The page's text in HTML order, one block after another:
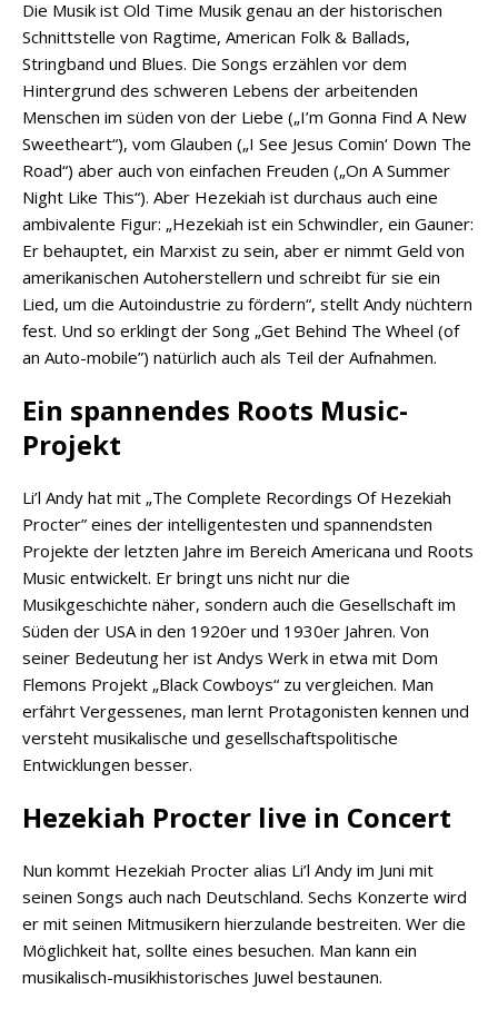
Die Musik ist Old Time Musik genau an der historischen
Schnittstelle von Ragtime, American Folk & Ballads,
Stringband und Blues. Die Songs erzählen vor dem
Hintergrund des schweren Lebens der arbeitenden
Menschen im süden von der Liebe („I’m Gonna Find A New
Sweetheart“), vom Glauben („I See Jesus Comin‘ Down The
Road“) aber auch von einfachen Freuden („On A Summer
Night Like This“). Aber Hezekiah ist durchaus auch eine
ambivalente Figur: „Hezekiah ist ein Schwindler, ein Gauner:
Er behauptet, ein Marxist zu sein, aber er nimmt Geld von
amerikanischen Autoherstellern und schreibt für sie ein
Lied, um die Autoindustrie zu fördern“, stellt Andy nüchtern
fest. Und so erklingt der Song „Get Behind The Wheel (of
an Auto-mobile”) natürlich auch als Teil der Aufnahmen.
Ein spannendes Roots Music-
Projekt
Li’l Andy hat mit „The Complete Recordings Of Hezekiah
Procter” eines der intelligentesten und spannendsten
Projekte der letzten Jahre im Bereich Americana und Roots
Music entwickelt. Er bringt uns nicht nur die
Musikgeschichte näher, sondern auch die Gesellschaft im
Süden der USA in den 1920er und 1930er Jahren. Von
seiner Bedeutung her ist Andys Werk in etwa mit Dom
Flemons Projekt „Black Cowboys“ zu vergleichen. Man
erfährt Vergessenes, man lernt Protagonisten kennen und
versteht musikalische und gesellschaftspolitische
Entwicklungen besser.
Hezekiah Procter live in Concert
Nun kommt Hezekiah Procter alias Li’l Andy im Juni mit
seinen Songs auch nach Deutschland. Sechs Konzerte wird
er mit seinen Mitmusikern hierzulande bestreiten. Wer die
Möglichkeit hat, sollte eines besuchen. Man kann ein
musikalisch-musikhistorisches Juwel bestaunen.